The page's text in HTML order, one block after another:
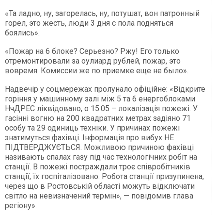
«Та ладно, ну, загорелась, ну, потушат, вон патронный
горел, это жесть, люди 3 дня с пола подняться
боялись».
«Пожар на 6 блоке? Серьезно? Ржу! Его только
отремонтировали за оулиард рублей, пожар, это
вовремя. Комиссии же по приемке еще не было».
Надвечір у соцмережах пролунало офіційне: «Відкрите
горіння у машинному залі між 5 та 6 енергоблоками
НчДРЕС ліквідовано, о 15.05 – локалізація пожежі. У
гасінні вогню на 200 квадратних метрах задіяно 71
особу та 29 одиниць техніки. У причинах пожежі
знатимуться фахівці. Інформація про вибух НЕ
ПІДТВЕРДЖУЄТЬСЯ. Можливою причиною фахівці
називають спалах газу під час технологічних робіт на
станції. В пожежі постраждали троє співробітників
станції, їх госпіталізовано. Робота станції призупинена,
через що в Ростовській області можуть відключати
світло на невизначений термін», — повідомив глава
регіону».